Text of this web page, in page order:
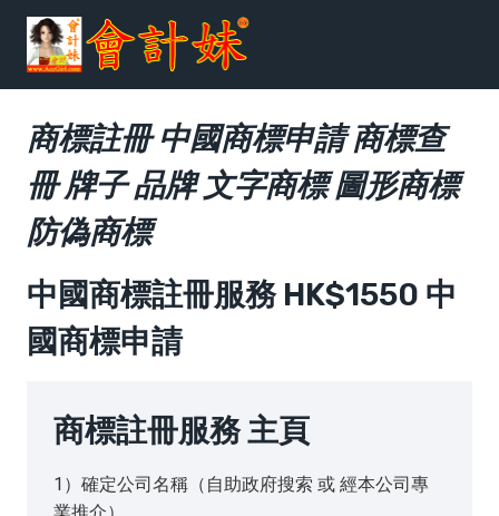
商標註冊 中國商標申請 商標查
冊 牌子 品牌 文字商標 圖形商標
防偽商標
中國商標註冊服務 HK$1550 中
國商標申請
商標註冊服務 主頁
1）確定公司名稱（自助政府搜索 或 經本公司專